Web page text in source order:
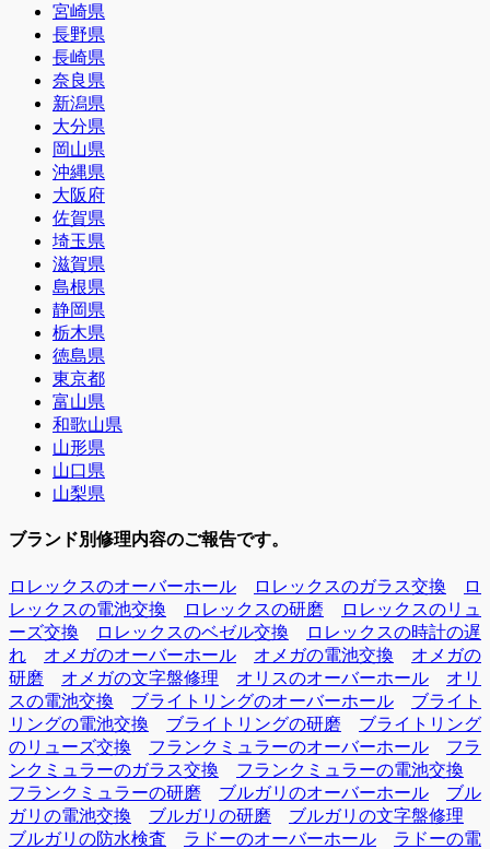
宮崎県
長野県
長崎県
奈良県
新潟県
大分県
岡山県
沖縄県
大阪府
佐賀県
埼玉県
滋賀県
島根県
静岡県
栃木県
徳島県
東京都
富山県
和歌山県
山形県
山口県
山梨県
ブランド別修理内容のご報告です。
ロレックスのオーバーホール ロレックスのガラス交換
ロ
レックスの電池交換
ロレックスの研磨
ロレックスのリュ
ーズ交換
ロレックスのベゼル交換
ロレックスの時計の遅
れ
オメガのオーバーホール オメガの電池交換
オメガの
研磨
オメガの文字盤修理 オリスのオーバーホール
オリ
スの電池交換
ブライトリングのオーバーホール
ブライト
リングの電池交換
ブライトリングの研磨
ブライトリング
のリューズ交換
フランクミュラーのオーバーホール
フラ
ンクミュラーのガラス交換
フランクミュラーの電池交換
フランクミュラーの研磨
ブルガリのオーバーホール
ブル
ガリの電池交換
ブルガリの研磨
ブルガリの文字盤修理
ブルガリの防水検査
ラドーのオーバーホール
ラドーの電